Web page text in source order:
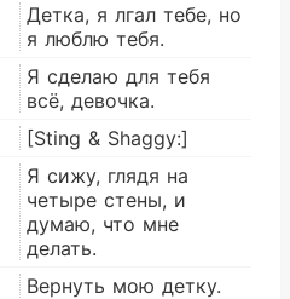
Детка, я лгал тебе, но
я люблю тебя.
Я сделаю для тебя
всё, девочка.
[Sting & Shaggy:]
Я сижу, глядя на
четыре стены, и
думаю, что мне
делать.
Вернуть мою детку.